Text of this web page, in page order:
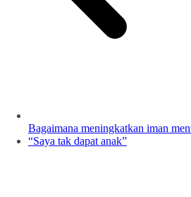
Bagaimana meningkatkan iman
“Saya tak dapat anak”